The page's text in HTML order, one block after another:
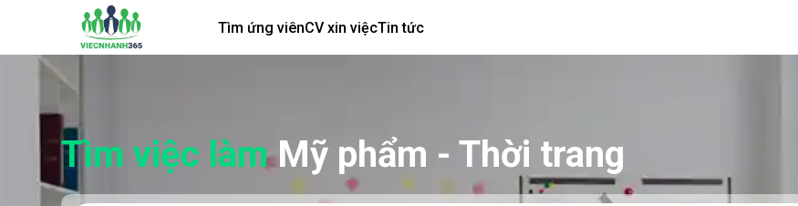
Tìm ứng viênCV xin việcTin tức
Tìm việc làmMỹ phẩm - Thời trang